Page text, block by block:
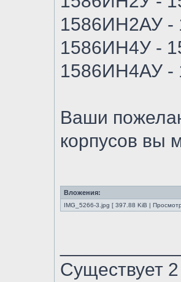
1586ИН2АУ -
1586ИН4У -
1586ИН4АУ -
Ваши
корпусов вы
Вложения:
IMG_5266-3.jpg [ 397.88 KiB |
Существует